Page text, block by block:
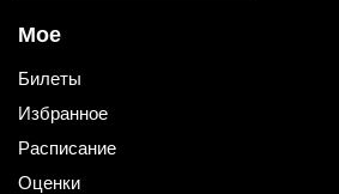
Мое
Билеты
Избранное
Расписание
Оценки